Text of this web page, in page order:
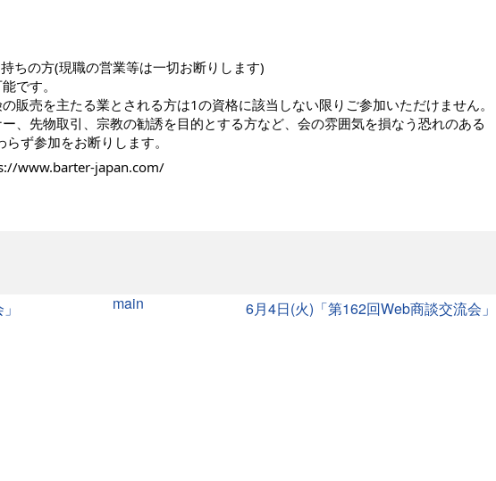
ちの方(現職の営業等は一切お断りします)
です。
販売を主たる業とされる方は1の資格に該当しない限りご参加いただけません。
、先物取引、宗教の勧誘を目的とする方など、会の雰囲気を損なう恐れのある
ず参加をお断りします。
www.barter-japan.com/
」 main 6月4日(火)「第162回Web商談交流会」